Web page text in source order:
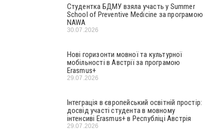
Студентка БДМУ взяла участь у Summer
School of Preventive Medicine за програмою
NAWA
30.07.2026
Нові горизонти мовної та культурної
мобільності в Австрії за програмою
Erasmus+
29.07.2026
Інтеграція в європейський освітній простір:
досвід участі студента в мовному
інтенсиві Erasmus+ в Республіці Австрія
29.07.2026